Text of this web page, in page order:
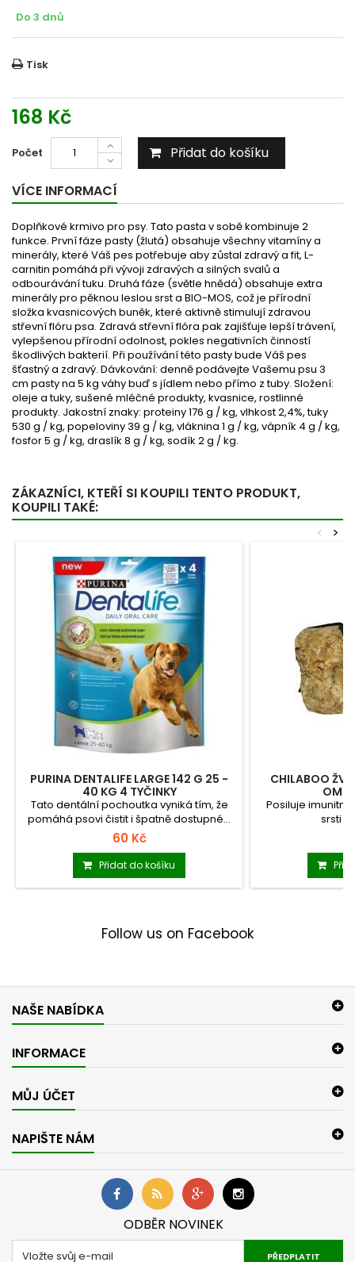
Do 3 dnů
Tisk
168 Kč
Počet Přidat do košíku
VÍCE INFORMACÍ
Doplňkové krmivo pro psy. Tato pasta v sobě kombinuje 2
funkce. První fáze pasty (žlutá) obsahuje všechny vitamíny a
minerály, které Váš pes potřebuje aby zůstal zdravý a fit, L-
carnitin pomáhá při vývoji zdravých a silných svalů a
odbourávání tuku. Druhá fáze (světle hnědá) obsahuje extra
minerály pro pěknou leslou srst a BIO-MOS, což je přírodní
složka kvasnicových buněk, které aktivně stimulují zdravou
střevní flóru psa. Zdravá střevní flóra pak zajišťuje lepší trávení,
vylepšenou přírodní odolnost, pokles negativních činností
škodlivých bakterií. Při používání této pasty bude Váš pes
šťastný a zdravý. Dávkování: denně podávejte Vašemu psu 3
cm pasty na 5 kg váhy buď s jídlem nebo přímo z tuby. Složení:
oleje a tuky, sušené mléčné produkty, kvasnice, rostlinné
produkty. Jakostní znaky: proteiny 176 g / kg, vlhkost 2,4%, tuky
530 g / kg, popeloviny 39 g / kg, vláknina 1 g / kg, vápník 4 g / kg,
fosfor 5 g / kg, draslík 8 g / kg, sodík 2 g / kg.
ZÁKAZNÍCI, KTEŘÍ SI KOUPILI TENTO PRODUKT,
KOUPILI TAKÉ:
>
<
PURINA DENTALIFE LARGE 142 G 25 -
40 KG 4 TYČINKY
Tato dentální pochoutka vyniká tím, že
pomáhá psovi čistit i špatně dostupné...
60 Kč
Přidat do košíku
CHILABOO
Posiluje imunitní
srsti
Follow us on Facebook
NAŠE NABÍDKA
INFORMACE
MŮJ ÚČET
NAPIŠTE NÁM
ODBĚR NOVINEK
PŘEDPLATIT